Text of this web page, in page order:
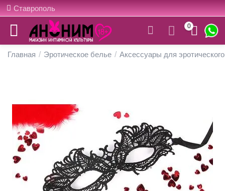
Ставрополь
0
Главная / Эротическое белье / Аксессуары для